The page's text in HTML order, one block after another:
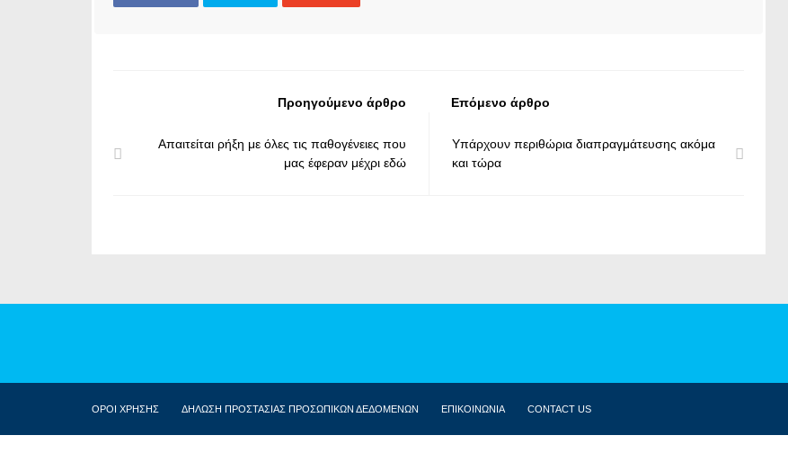
Προηγούμενο άρθρο
Απαιτείται ρήξη με όλες τις παθογένειες που
μας έφεραν μέχρι εδώ
Επόμενο άρθρο
Υπάρχουν περιθώρια διαπραγμάτευσης ακόμα
και τώρα
ΟΡΟΙ ΧΡΗΣΗΣ ΔΗΛΩΣΗ ΠΡΟΣΤΑΣΙΑΣ ΠΡΟΣΩΠΙΚΩΝ ΔΕΔΟΜΕΝΩΝ ΕΠΙΚΟΙΝΩΝΙΑ CONTACT US